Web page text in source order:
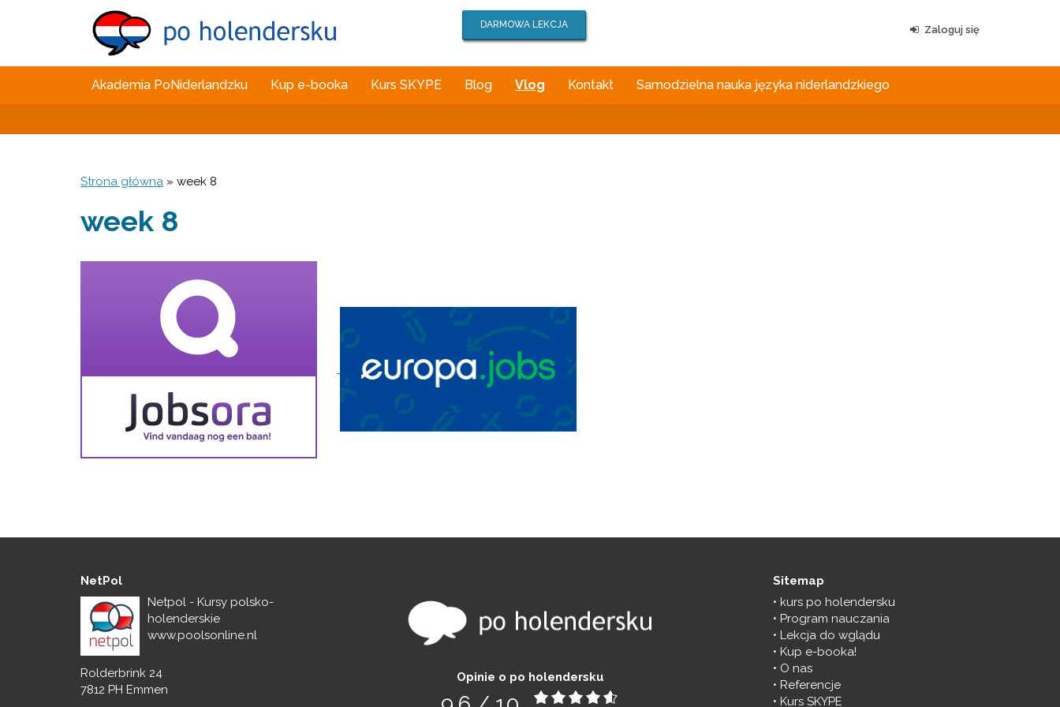
DARMOWA LEKCJA Zaloguj się
Akademia PoNiderlandzku Kup e-booka Kurs SKYPE Blog Vlog Kontakt Samodzielna nauka języka niderlandzkiego
Strona główna » week 8
week 8
NetPol
Netpol - Kursy polsko-
holenderskie
www.poolsonline.nl
Rolderbrink 24
7812 PH Emmen
Opinie o po holendersku
Sitemap
kurs po holendersku
Program nauczania
Lekcja do wglądu
Kup e-booka!
O nas
Referencje
Kurs SKYPE